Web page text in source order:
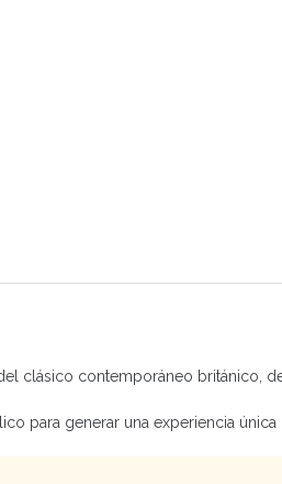
clásico contemporáneo británico,
para generar una experiencia única